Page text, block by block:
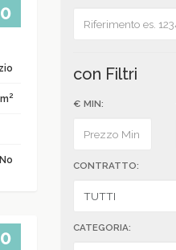
2
No
con Filtri
€ MIN:
CONTRATTO:
CATEGORIA: